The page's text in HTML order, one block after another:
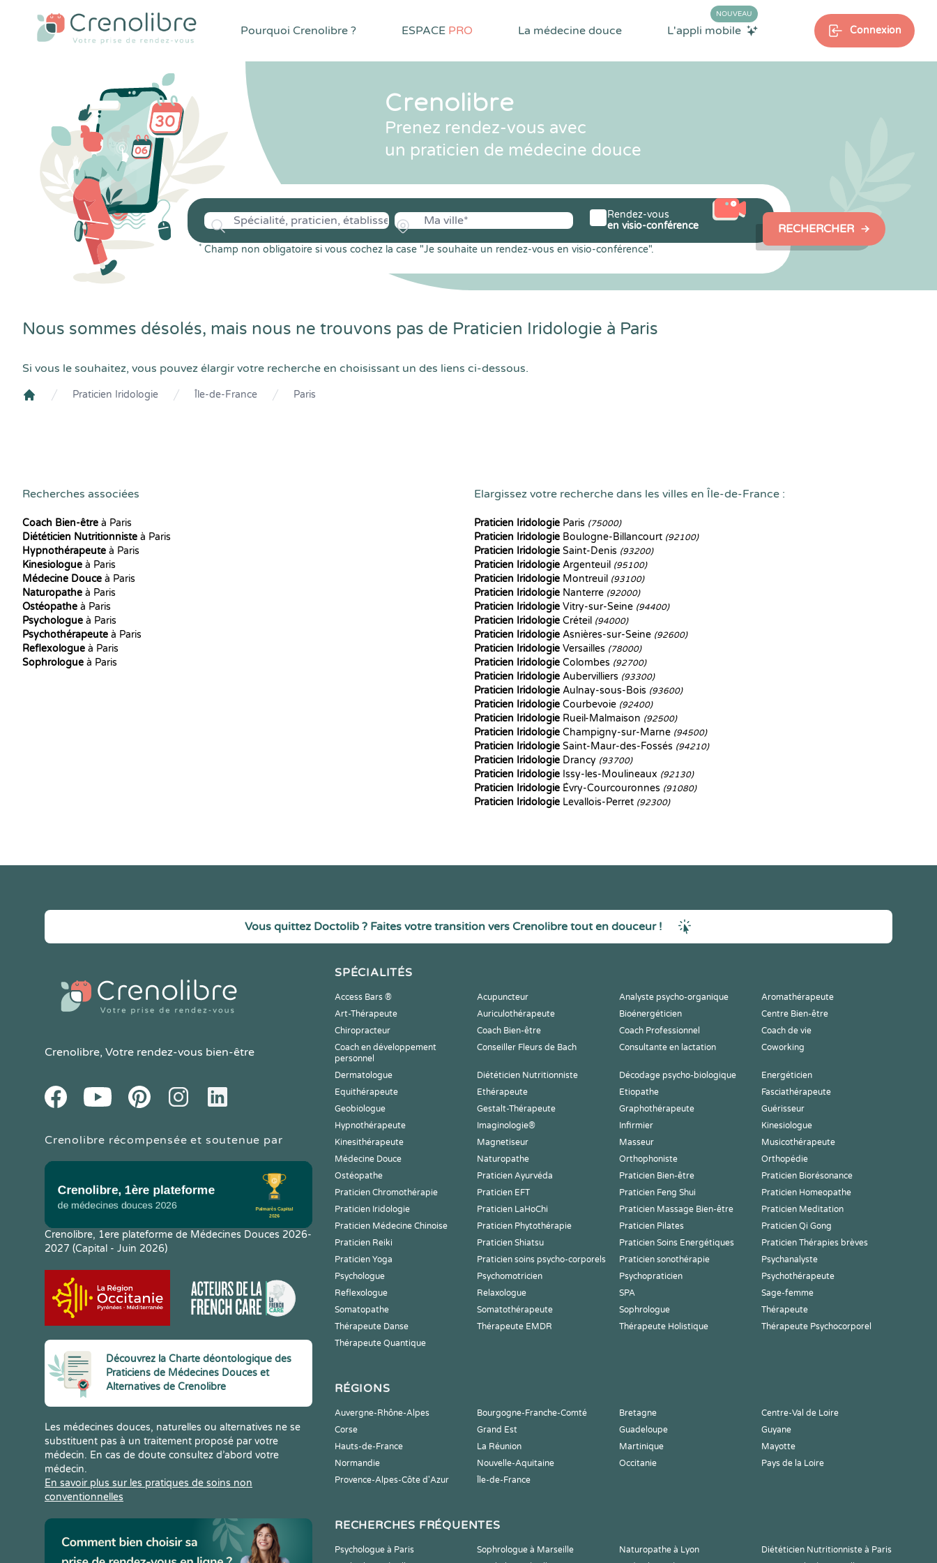
Pourquoi Crenolibre ? ESPACE PRO La médecine douce L'appli mobile
NOUVEAU
Connexion
Crenolibre
Prenez rendez-vous avec
un praticien de médecine douce
* Champ non obligatoire si vous cochez la case "Je souhaite un rendez-vous en visio-conférence".
Rendez-vous
en visio-conférence
RECHERCHER
Nous sommes désolés, mais nous ne trouvons pas de Praticien Iridologie à Paris
Si vous le souhaitez, vous pouvez élargir votre recherche en choisissant un des liens ci-dessous.
Praticien Iridologie Île-de-France Paris
Recherches associées
Coach Bien-être à Paris
Diététicien Nutritionniste à Paris
Hypnothérapeute à Paris
Kinesiologue à Paris
Médecine Douce à Paris
Naturopathe à Paris
Ostéopathe à Paris
Psychologue à Paris
Psychothérapeute à Paris
Reflexologue à Paris
Sophrologue à Paris
Elargissez votre recherche dans les villes en Île-de-France :
Praticien Iridologie Paris (75000)
Praticien Iridologie Boulogne-Billancourt (92100)
Praticien Iridologie Saint-Denis (93200)
Praticien Iridologie Argenteuil (95100)
Praticien Iridologie Montreuil (93100)
Praticien Iridologie Nanterre (92000)
Praticien Iridologie Vitry-sur-Seine (94400)
Praticien Iridologie Créteil (94000)
Praticien Iridologie Asnières-sur-Seine (92600)
Praticien Iridologie Versailles (78000)
Praticien Iridologie Colombes (92700)
Praticien Iridologie Aubervilliers (93300)
Praticien Iridologie Aulnay-sous-Bois (93600)
Praticien Iridologie Courbevoie (92400)
Praticien Iridologie Rueil-Malmaison (92500)
Praticien Iridologie Champigny-sur-Marne (94500)
Praticien Iridologie Saint-Maur-des-Fossés (94210)
Praticien Iridologie Drancy (93700)
Praticien Iridologie Issy-les-Moulineaux (92130)
Praticien Iridologie Évry-Courcouronnes (91080)
Praticien Iridologie Levallois-Perret (92300)
Vous quittez Doctolib ? Faites votre transition vers Crenolibre tout en douceur !
Crenolibre, Votre rendez-vous bien-être
FacebookYoutube PinteresetInstagramLinkedIn
Crenolibre récompensée et soutenue par
Crenolibre, 1ere plateforme de Médecines Douces 2026-
2027 (Capital - Juin 2026)
Découvrez la Charte déontologique des
Praticiens de Médecines Douces et
Alternatives de Crenolibre
Les médecines douces, naturelles ou alternatives ne se
substituent pas à un traitement proposé par votre
médecin. En cas de doute consultez d’abord votre
médecin.
En savoir plus sur les pratiques de soins non
conventionnelles
SPÉCIALITÉS
Access Bars ® Acupuncteur Analyste psycho-organique
Aromathérapeute
Art-Thérapeute
Auriculothérapeute Bioénergéticien
Centre Bien-être
Chiropracteur
Coach Bien-être Coach Professionnel
Coach de vie
Coach en développement
personnel
Conseiller Fleurs de Bach Consultante en lactation Coworking
Dermatologue Diététicien Nutritionniste Décodage psycho-biologique
Energéticien
Equithérapeute
Ethérapeute Etiopathe
Fasciathérapeute
Geobiologue
Gestalt-Thérapeute Graphothérapeute
Guérisseur
Hypnothérapeute
Imaginologie® Infirmier
Kinesiologue
Kinesithérapeute
Magnetiseur Masseur
Musicothérapeute
Médecine Douce
Naturopathe Orthophoniste
Orthopédie
Ostéopathe
Praticien Ayurvéda Praticien Bien-être
Praticien Biorésonance
Praticien Chromothérapie
Praticien EFT Praticien Feng Shui
Praticien Homeopathe
Praticien Iridologie
Praticien LaHoChi Praticien Massage Bien-être
Praticien Meditation
Praticien Médecine Chinoise
Praticien Phytothérapie Praticien Pilates
Praticien Qi Gong
Praticien Reiki
Praticien Shiatsu Praticien Soins Energétiques
Praticien Thérapies brèves
Praticien Yoga
Praticien soins psycho-corporels Praticien sonothérapie
Psychanalyste
Psychologue
Psychomotricien Psychopraticien
Psychothérapeute
Reflexologue
Relaxologue SPA
Sage-femme
Somatopathe
Somatothérapeute Sophrologue
Thérapeute
Thérapeute Danse
Thérapeute EMDR Thérapeute Holistique
Thérapeute Psychocorporel
Thérapeute Quantique
RÉGIONS
Auvergne-Rhône-Alpes Bourgogne-Franche-Comté Bretagne
Centre-Val de Loire
Corse
Grand Est Guadeloupe
Guyane
Hauts-de-France
La Réunion Martinique
Mayotte
Normandie
Nouvelle-Aquitaine Occitanie
Pays de la Loire
Provence-Alpes-Côte d'Azur
Île-de-France
RECHERCHES FRÉQUENTES
Psychologue à Paris Sophrologue à Marseille Naturopathe à Lyon
Diététicien Nutritionniste à Paris